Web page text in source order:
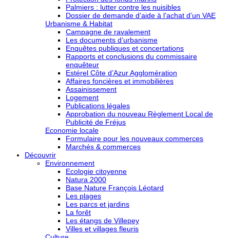
Palmiers : lutter contre les nuisibles
Dossier de demande d’aide à l’achat d’un VAE
Urbanisme & Habitat
Campagne de ravalement
Les documents d’urbanisme
Enquêtes publiques et concertations
Rapports et conclusions du commissaire
enquêteur
Estérel Côte d’Azur Agglomération
Affaires foncières et immobilières
Assainissement
Logement
Publications légales
Approbation du nouveau Règlement Local de
Publicité de Fréjus
Economie locale
Formulaire pour les nouveaux commerces
Marchés & commerces
Découvrir
Environnement
Ecologie citoyenne
Natura 2000
Base Nature François Léotard
Les plages
Les parcs et jardins
La forêt
Les étangs de Villepey
Villes et villages fleuris